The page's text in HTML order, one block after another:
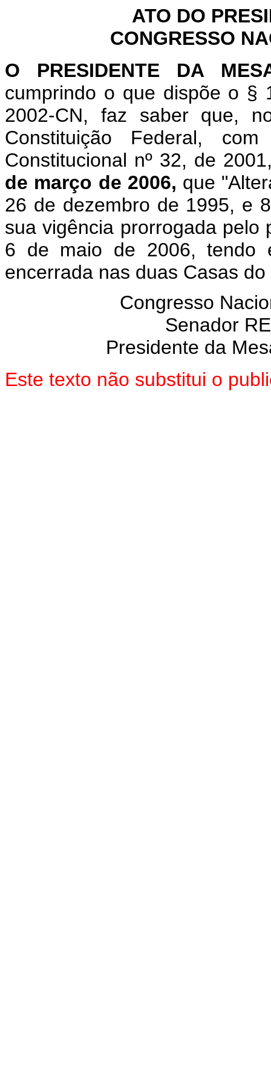
ATO DO
CONGRESSO
O PRESIDENTE DA
cumprindo o que dispõe o §
2002-CN, faz saber que,
Constituição Federal,
Constitucional nº 32, de
de março de 2006, que
26 de dezembro de 1995, e
sua vigência prorrogada
6 de maio de 2006, tendo
encerrada nas duas Casas
Congresso
Senador
Presidente da
Este texto não substitui o